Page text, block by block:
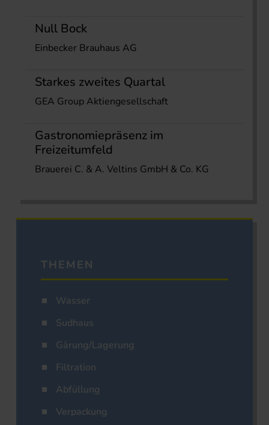
Null Bock
Einbecker Brauhaus AG
Starkes zweites Quartal
GEA Group Aktiengesellschaft
Gastronomiepräsenz im
Freizeitumfeld
Brauerei C. & A. Veltins GmbH & Co. KG
THEMEN
Wasser
Sudhaus
Gärung/Lagerung
Filtration
Abfüllung
Verpackung